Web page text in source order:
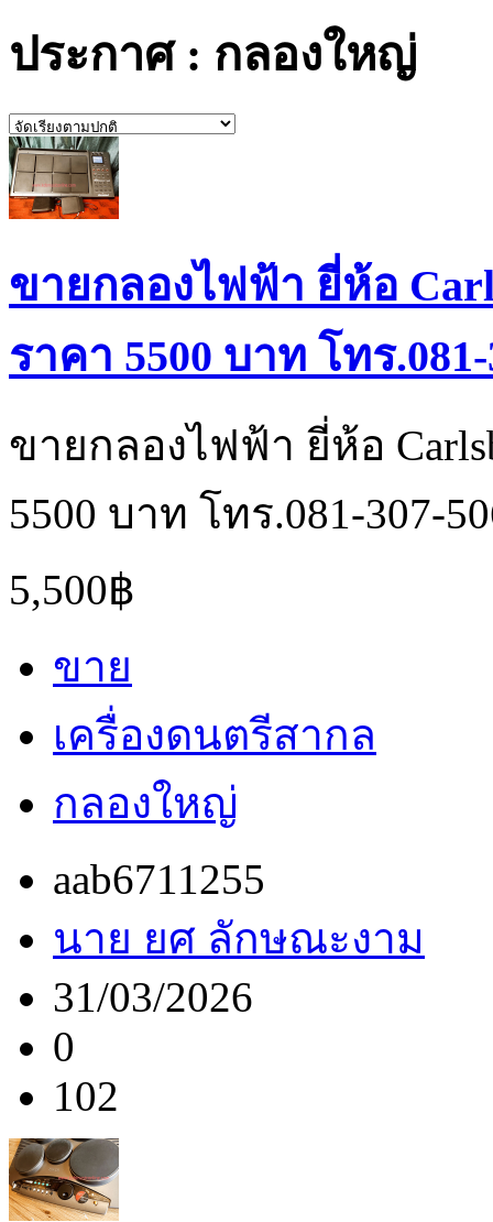
ประกาศ : กลองใหญ่
ขายกลองไฟฟ้า ยี่ห้อ
ราคา 5500 บาท โทร.081-
ขายกลองไฟฟ้า ยี่ห้อ
5500 บาท โทร.081-307-
5,500฿
ขาย
เครื่องดนตรีสากล
กลองใหญ่
aab6711255
นาย ยศ ลักษณะงาม
31/03/2026
0
102